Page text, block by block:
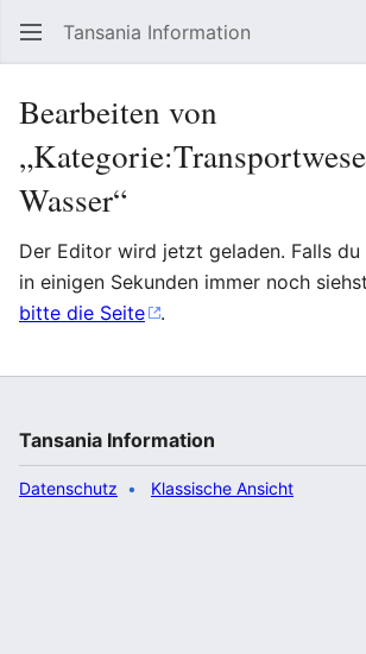
Tansania Information
Bearbeiten von
Wasser“
Der Editor wird jetzt geladen. Falls
in einigen Sekunden immer noch
bitte die Seite
.
Tansania Information
Datenschutz Klassische Ansicht